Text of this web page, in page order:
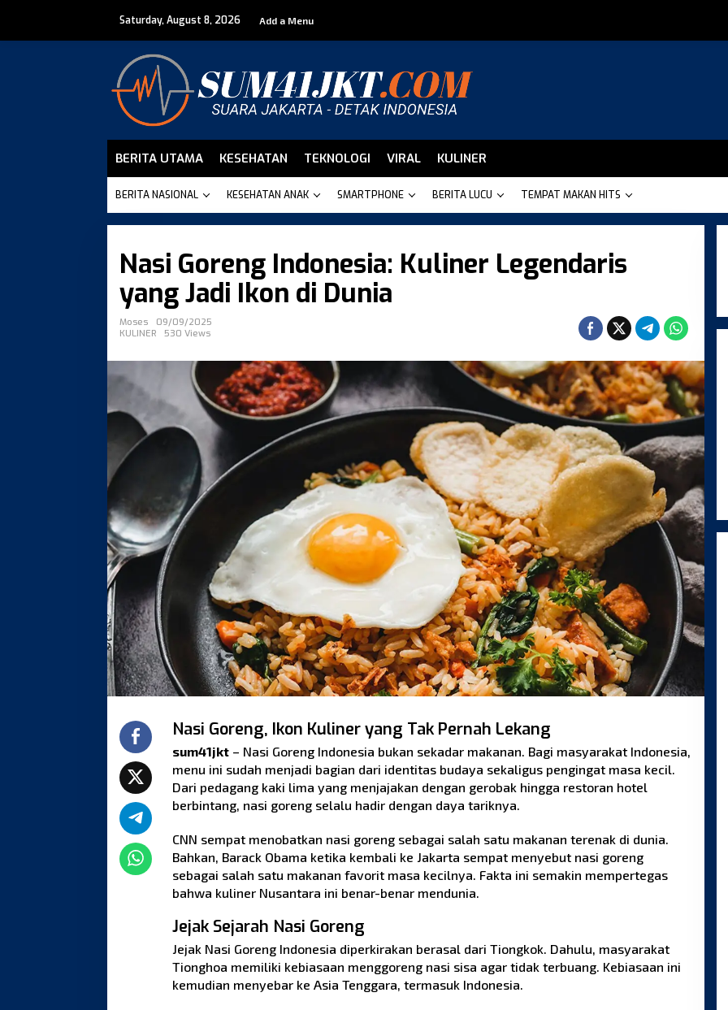
content
Saturday, August 8, 2026 Add a Menu
BERITA UTAMA KESEHATAN TEKNOLOGI VIRAL KULINER
BERITA NASIONAL KESEHATAN ANAK SMARTPHONE BERITA LUCU TEMPAT MAKAN HITS
Nasi Goreng Indonesia: Kuliner Legendaris
yang Jadi Ikon di Dunia
Moses
09/09/2025
KULINER
530 Views
Nasi Goreng, Ikon Kuliner yang Tak Pernah Lekang
sum41jkt– Nasi Goreng Indonesia bukan sekadar makanan. Bagi masyarakat Indonesia,
menu ini sudah menjadi bagian dari identitas budaya sekaligus pengingat masa kecil.
Dari pedagang kaki lima yang menjajakan dengan gerobak hingga restoran hotel
berbintang, nasi goreng selalu hadir dengan daya tariknya.
CNN sempat menobatkan nasi goreng sebagai salah satu makanan terenak di dunia.
Bahkan, Barack Obama ketika kembali ke Jakarta sempat menyebut nasi goreng
sebagai salah satu makanan favorit masa kecilnya. Fakta ini semakin mempertegas
bahwa kuliner Nusantara ini benar-benar mendunia.
Jejak Sejarah Nasi Goreng
Jejak Nasi Goreng Indonesia diperkirakan berasal dari Tiongkok. Dahulu, masyarakat
Tionghoa memiliki kebiasaan menggoreng nasi sisa agar tidak terbuang. Kebiasaan ini
kemudian menyebar ke Asia Tenggara, termasuk Indonesia.